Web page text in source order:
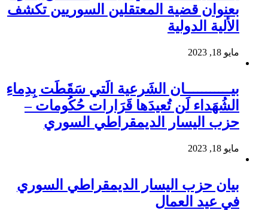
بعنوان قضية المعتقلين السوريين تكشف
الألية الدولية
مايو 18, 2023
بيـــــــــــان الشَرعية الَتي سَقَطَت بِدِماءِ
الشُهَداء لَن تُعيدَها قَرَارات حُكُومات –
حزب اليسار الديمقراطي السوري
مايو 18, 2023
بيان حزب اليسار الديمقراطي السوري
في عيد العمال